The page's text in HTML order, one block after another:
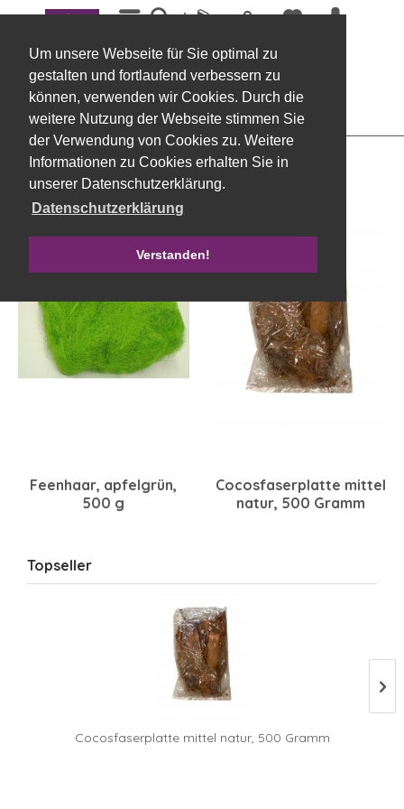
Um unsere Webseite für Sie optimal zu
gestalten und fortlaufend verbessern zu
können, verwenden wir Cookies. Durch die
weitere Nutzung der Webseite stimmen Sie
der Verwendung von Cookies zu. Weitere
Informationen zu Cookies erhalten Sie in
unserer Datenschutzerklärung.
Datenschutzerklärung
Verstanden!
Menü
Feenhaar u. Sisal
Filtern
Feenhaar, apfelgrün,
500 g
Cocosfaserplatte mittel
natur, 500 Gramm
Topseller
Cocosfaserplatte mittel natur, 500 Gramm